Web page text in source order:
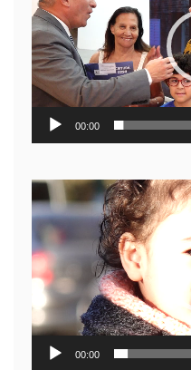
video
00:00
Reproductor
de
video
00:00